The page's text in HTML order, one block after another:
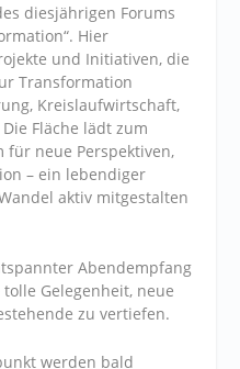
diesjährigen Forums
Hier
und Initiativen, die
Transformation
Kreislaufwirtschaft,
Fläche lädt zum
für neue Perspektiven,
– ein lebendiger
aktiv mitgestalten
Abendempfang
Gelegenheit, neue
zu vertiefen.
werden bald